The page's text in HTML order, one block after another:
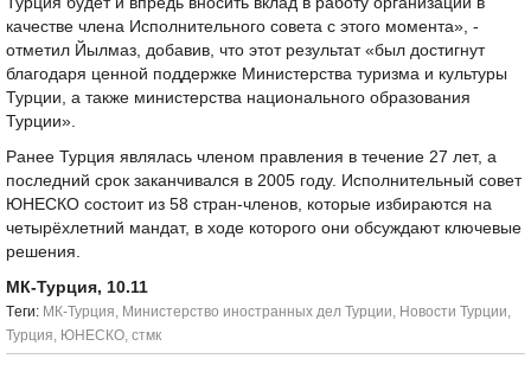
качестве члена Исполнительного совета с этого момента», -
отметил Йылмаз, добавив, что этот результат «был достигнут
благодаря ценной поддержке Министерства туризма и культуры
Турции, а также министерства национального образования
Турции».
Ранее Турция являлась членом правления в течение 27 лет, а
последний срок заканчивался в 2005 году. Исполнительный совет
ЮНЕСКО состоит из 58 стран-членов, которые избираются на
четырёхлетний мандат, в ходе которого они обсуждают ключевые
решения.
МК-Турция, 10.11
Tеги: МК-Турция, Министерство иностранных дел Турции, Новости Турции,
Турция, ЮНЕСКО, стмк